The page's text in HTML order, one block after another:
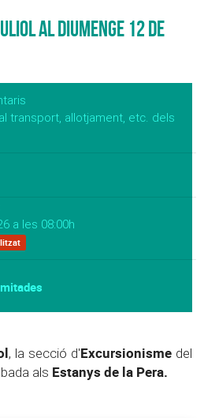
al Diumenge 12 de
transport, allotjament, etc. dels
a les 08:00h
, la secció d'Excursionisme del
als Estanys de la Pera.